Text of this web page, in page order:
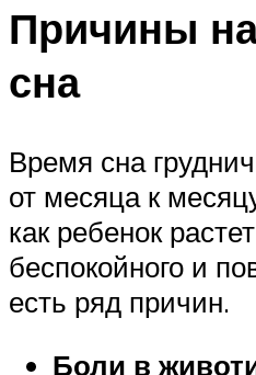
Причины
сна
Время сна
от месяца к
как ребенок
беспокойного и
есть ряд причин.
Боли в